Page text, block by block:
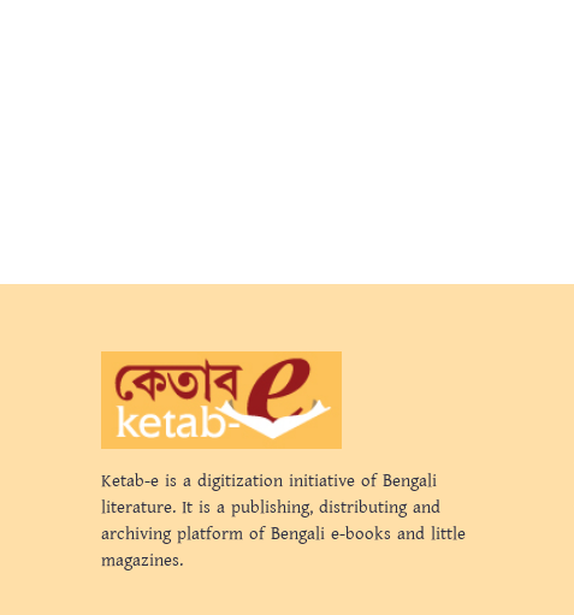
Ketab-e is a digitization initiative of Bengali
literature. It is a publishing, distributing and
archiving platform of Bengali e-books and little
magazines.